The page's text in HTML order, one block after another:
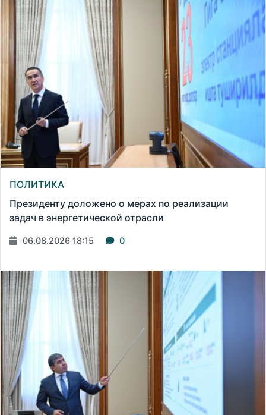
ПОЛИТИКА
Президенту доложено о мерах по реализации
задач в энергетической отрасли
06.08.2026 18:15 0